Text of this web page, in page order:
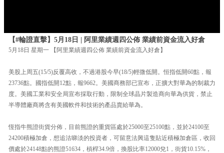
【#輪證直擊】5月18日 | 阿里業績週四公佈 業績前資金流入好倉
5月18日 星期一 【阿里業績週四公佈 業績前資金流入好倉】
美股上周五(15/5)反覆高收，不過港股今早(18/5)輕微低開。恒指低開60點，報
23736點。國指低開12點，報9662。美國商務部已宣布，正擴大對華為的制裁力
度。美國工業和安全局宣布採取行動，限制全球晶片製造商向華為供貨，禁止
半導體廠商將含有美國軟件和技術的產品賣給華為。
恆指牛熊證街貨分佈，目前熊證的重貨區處於25000至25100點，並於24100至
24200積極加倉，想追沽睇淡的投資者，可留意法興這隻貼近積極加倉區，收回
價處於24148點的熊證51634，槓桿34.9倍，換股比率12000兌1，街貨10.15%，